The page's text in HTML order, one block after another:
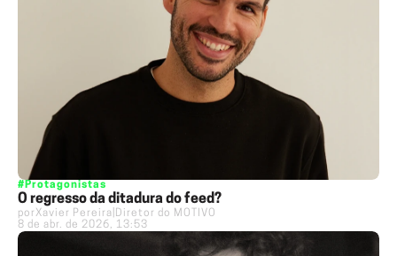
#Protagonistas
O regresso da ditadura do feed?
porXavier Pereira Diretor do MOTIVO
8 de abr. de 2026, 13:53